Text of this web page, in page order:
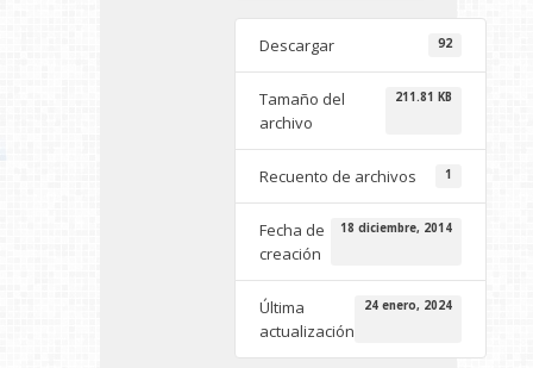
Descargar 92
Tamaño del
archivo
211.81 KB
Recuento de archivos 1
Fecha de
creación
18 diciembre, 2014
Última
actualización
24 enero, 2024